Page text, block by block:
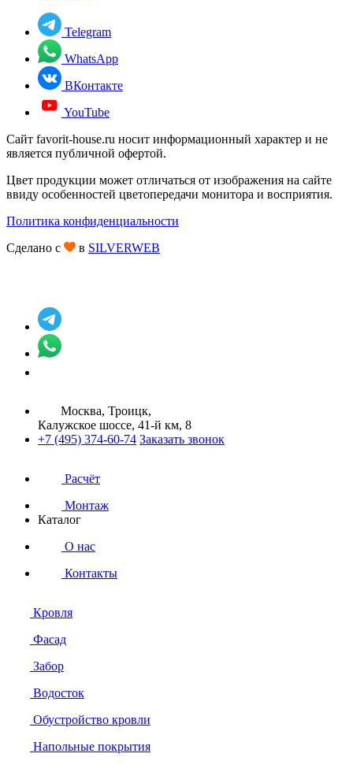
Telegram
WhatsApp
ВКонтакте
YouTube
Сайт favorit-house.ru носит информационный характер и не
является публичной офертой.
Цвет продукции может отличаться от изображения на сайте
ввиду особенностей цветопередачи монитора и восприятия.
Политика конфиденциальности
Сделано с
в SILVERWEB
Москва, Троицк,
Калужское шоссе, 41-й км, 8
+7 (495) 374-60-74 Заказать звонок
Расчёт
Монтаж
Каталог
О нас
Контакты
Кровля
Фасад
Забор
Водосток
Обустройство кровли
Напольные покрытия